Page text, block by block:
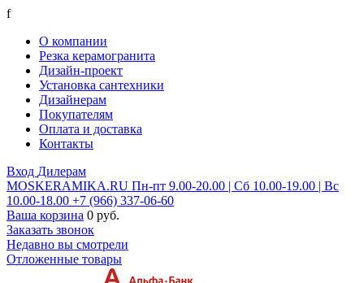
f
О компании
Резка керамогранита
Дизайн-проект
Установка сантехники
Дизайнерам
Покупателям
Оплата и доставка
Контакты
Вход Дилерам
MOSKERAMIKA.RU Пн-пт 9.00-20.00 | Сб 10.00-19.00 | Вс
10.00-18.00 +7 (966) 337-06-60
Ваша корзина 0 руб.
Заказать звонок
Недавно вы смотрели
Отложенные товары